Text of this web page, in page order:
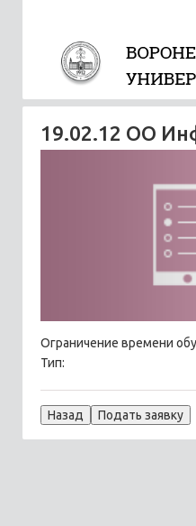
19.02.12 ОО
Ограничение времени
Тип: